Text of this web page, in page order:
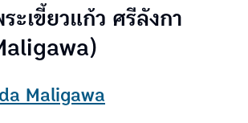
ะเขี้ยวแก้ว ศรีลังกา
Maligawa